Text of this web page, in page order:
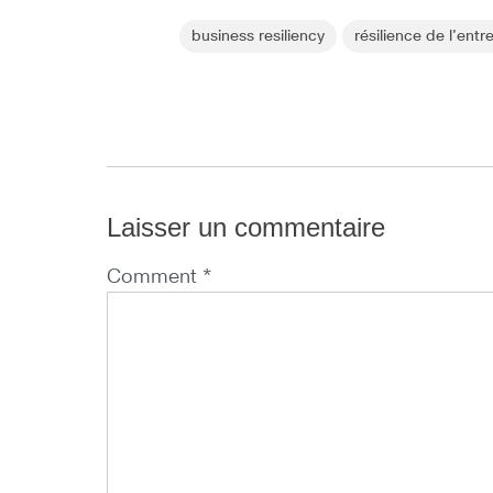
business resiliency résilience de
Laisser un commentaire
Comment *